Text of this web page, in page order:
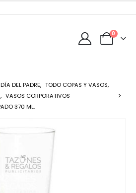
0
DEL PADRE, TODO COPAS Y VASOS,
, VASOS CORPORATIVOS
370 ML.